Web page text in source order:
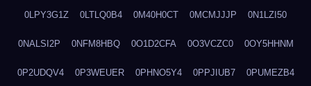
0LPY3G1Z 0LTLQ0B4 0M40H0CT 0MCMJJJP 0N1LZI50
0NALSI2P 0NFM8HBQ 0O1D2CFA 0O3VCZC0 0OY5HHNM
0P2UDQV4 0P3WEUER 0PHNO5Y4 0PPJIUB7 0PUMEZB4